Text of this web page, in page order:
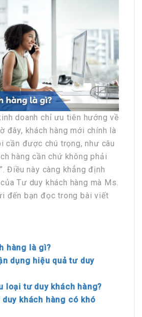
doanh chỉ ưu tiên hướng về
đây, khách hàng mới chính là
cần được chú trọng, như câu
hàng cần chứ không phải
Điều này càng khẳng định
Tư duy khách hàng mà Ms.
đến bạn đọc trong bài viết
hàng là gì?
dụng hiệu quả tư duy
loại tư duy khách hàng?
duy khách hàng có khó